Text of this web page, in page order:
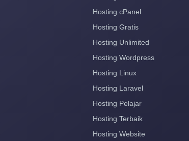
Hosting cPanel
Hosting Gratis
Hosting Unlimited
Hosting Wordpress
Hosting Linux
Hosting Laravel
Hosting Pelajar
Hosting Terbaik
Hosting Website